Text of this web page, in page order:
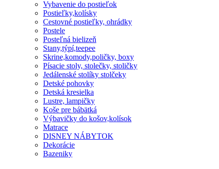
Vybavenie do postieľok
Postieľky,kolísky
Cestovné postieľky, ohrádky
Postele
Posteľná bielizeň
Stany,týpí,teepee
Skrine,komody,poličky, boxy
Písacie stoly, stolečky, stoličky
Jedálenské stolíky stolčeky
Detské pohovky
Detská kresielka
Lustre, lampičky
Koše pre bábätká
Výbavičky do košov,kolísok
Matrace
DISNEY NÁBYTOK
Dekorácie
Bazeniky